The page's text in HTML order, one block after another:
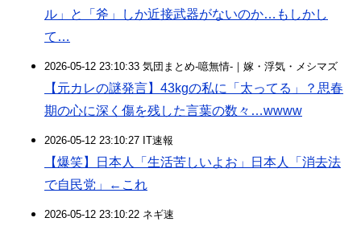
ル」と「斧」しか近接武器がないのか…もしかし
て…
2026-05-12 23:10:33 気団まとめ-噫無情-｜嫁・浮気・メシマズ
【元カレの謎発言】43kgの私に「太ってる」？思春
期の心に深く傷を残した言葉の数々…wwww
2026-05-12 23:10:27 IT速報
【爆笑】日本人「生活苦しいよお」日本人「消去法
で自民党」←これ
2026-05-12 23:10:22 ネギ速